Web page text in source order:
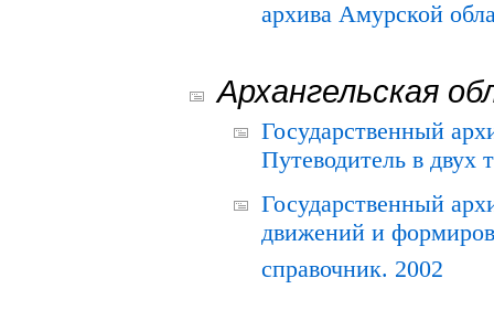
архива Амурской
Архангельская
Государственный
Путеводитель в двух
Государственный
движений и
справочник. 2002